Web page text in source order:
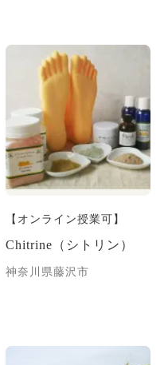
【オンライン授業可】
Chitrine（シトリン）
神奈川県藤沢市